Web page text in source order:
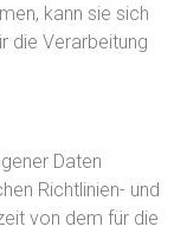
kann sie sich
die Verarbeitung
Daten
Richtlinien- und
von dem für die